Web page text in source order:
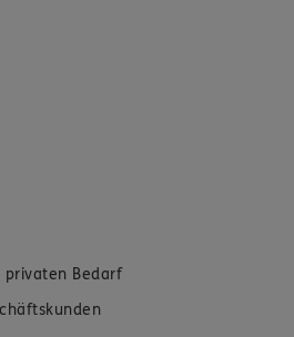
privaten Bedarf